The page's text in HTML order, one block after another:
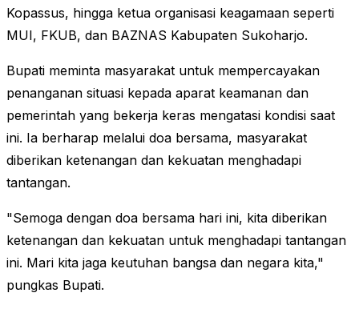
Kopassus, hingga ketua organisasi keagamaan seperti
MUI, FKUB, dan BAZNAS Kabupaten Sukoharjo.
Bupati meminta masyarakat untuk mempercayakan
penanganan situasi kepada aparat keamanan dan
pemerintah yang bekerja keras mengatasi kondisi saat
ini. Ia berharap melalui doa bersama, masyarakat
diberikan ketenangan dan kekuatan menghadapi
tantangan.
"Semoga dengan doa bersama hari ini, kita diberikan
ketenangan dan kekuatan untuk menghadapi tantangan
ini. Mari kita jaga keutuhan bangsa dan negara kita,"
pungkas Bupati.